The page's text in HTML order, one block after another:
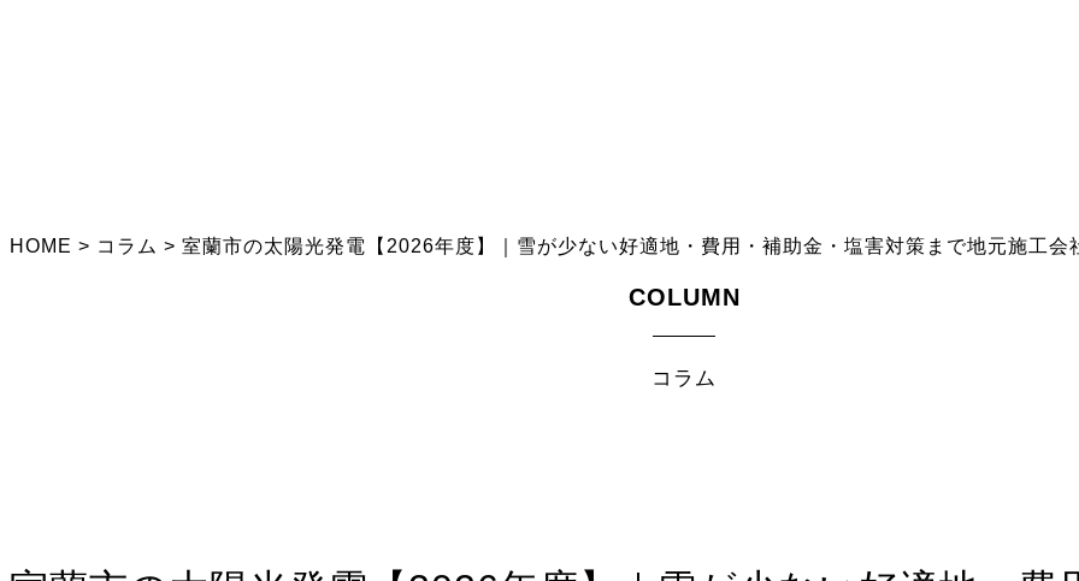
HOME > コラム > 室蘭市の太陽光発電【2026年度】｜雪が少ない好適地・費用・補助金・塩害対策まで地元施工会
COLUMN
コラム